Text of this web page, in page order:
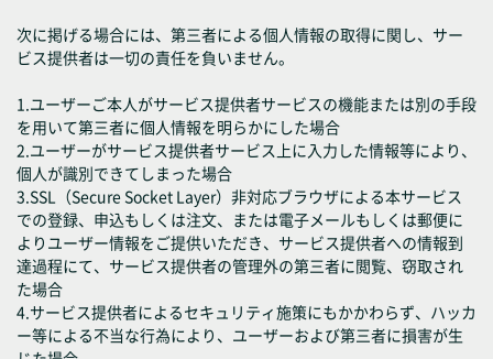
次に掲げる場合には、第三者による個人情報の取得に関し、サー
ビス提供者は一切の責任を負いません。
1.ユーザーご本人がサービス提供者サービスの機能または別の手段
を用いて第三者に個人情報を明らかにした場合
2.ユーザーがサービス提供者サービス上に入力した情報等により、
個人が識別できてしまった場合
3.SSL（Secure Socket Layer）非対応ブラウザによる本サービス
での登録、申込もしくは注文、または電子メールもしくは郵便に
よりユーザー情報をご提供いただき、サービス提供者への情報到
達過程にて、サービス提供者の管理外の第三者に閲覧、窃取され
た場合
4.サービス提供者によるセキュリティ施策にもかかわらず、ハッカ
ー等による不当な行為により、ユーザーおよび第三者に損害が生